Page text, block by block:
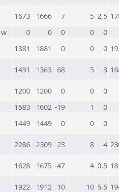
1673 1666 7 5 2,5
w 0 0 0 0
0
1881 1881 0 0 0
1431 1363 68 5 3
1200 1200 0 0
0
1583 1602 -19 1
0
1449 1449 0 0 0
2286 2309 -23 8 4
1628 1675 -47 4 0,5
1922 1912 10 10 5,5